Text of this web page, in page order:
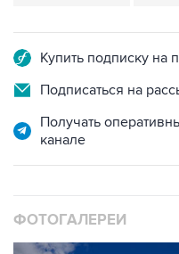
Купить подписку на
Подписаться на
Получать
канале
ФОТОГАЛЕРЕИ